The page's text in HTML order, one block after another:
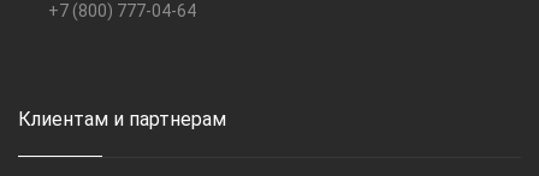
+7 (800) 777-04-64
Клиентам и партнерам